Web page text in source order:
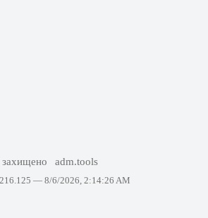
захищено adm.tools
— 8/6/2026, 2:14:26 AM